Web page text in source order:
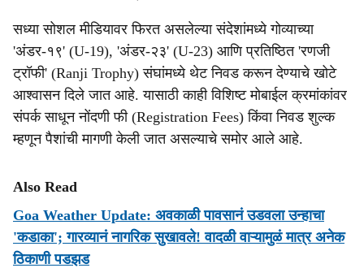
सध्या सोशल मीडियावर फिरत असलेल्या संदेशांमध्ये गोव्याच्या
'अंडर-१९' (U-19), 'अंडर-२३' (U-23) आणि प्रतिष्ठित 'रणजी
ट्रॉफी' (Ranji Trophy) संघांमध्ये थेट निवड करून देण्याचे खोटे
आश्वासन दिले जात आहे. यासाठी काही विशिष्ट मोबाईल क्रमांकांवर
संपर्क साधून नोंदणी फी (Registration Fees) किंवा निवड शुल्क
म्हणून पैशांची मागणी केली जात असल्याचे समोर आले आहे.
Also Read
Goa Weather Update: अवकाळी पावसानं उडवला उन्हाचा
'कडाका'; गारव्यानं नागरिक सुखावले! वादळी वाऱ्यामुळं मात्र अनेक
ठिकाणी पडझड